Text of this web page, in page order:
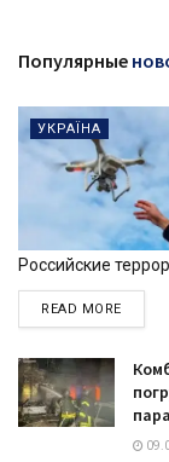
Популярные
УКРАЇНА
Российские
READ MORE